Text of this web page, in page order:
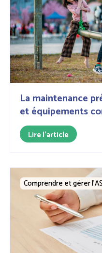
La maintenance
et équipements
Lire l'article
Comprendre et gérer